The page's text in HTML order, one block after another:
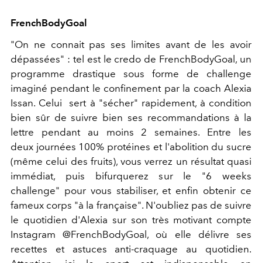
FrenchBodyGoal
"On ne connait pas ses limites avant de les avoir
dépassées" : tel est le credo de FrenchBodyGoal, un
programme drastique sous forme de challenge
imaginé pendant le confinement par la coach Alexia
Issan. Celui sert à "sécher" rapidement, à condition
bien sûr de suivre bien ses recommandations à la
lettre pendant au moins 2 semaines. Entre les
deux journées 100% protéines et l'abolition du sucre
(même celui des fruits), vous verrez un résultat quasi
immédiat, puis bifurquerez sur le "6 weeks
challenge" pour vous stabiliser, et enfin obtenir ce
fameux corps "à la française". N'oubliez pas de suivre
le quotidien d'Alexia sur son très motivant compte
Instagram @FrenchBodyGoal, où elle délivre ses
recettes et astuces anti-craquage au quotidien.